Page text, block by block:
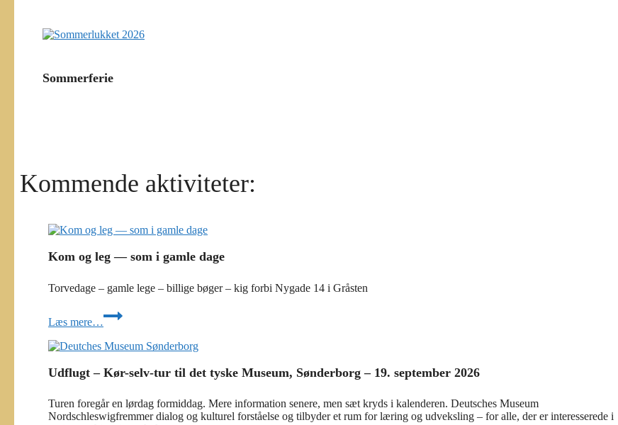
Sommerferie
Kommende aktiviteter:
Kom og leg — som i gamle dage
Torvedage – gamle lege – billige bøger – kig forbi Nygade 14 i Gråsten
Læs mere…
Kom
og
—
i
dage
Udflugt – Kør-selv-tur til det tyske Museum, Sønderborg – 19. september 2026
Turen foregår en lørdag formiddag. Mere information senere, men sæt kryds i kalenderen. Deutsches Museum
Nordschleswigfremmer dialog og kulturel forståelse og tilbyder et rum for læring og udveksling – for alle, der er interesserede i